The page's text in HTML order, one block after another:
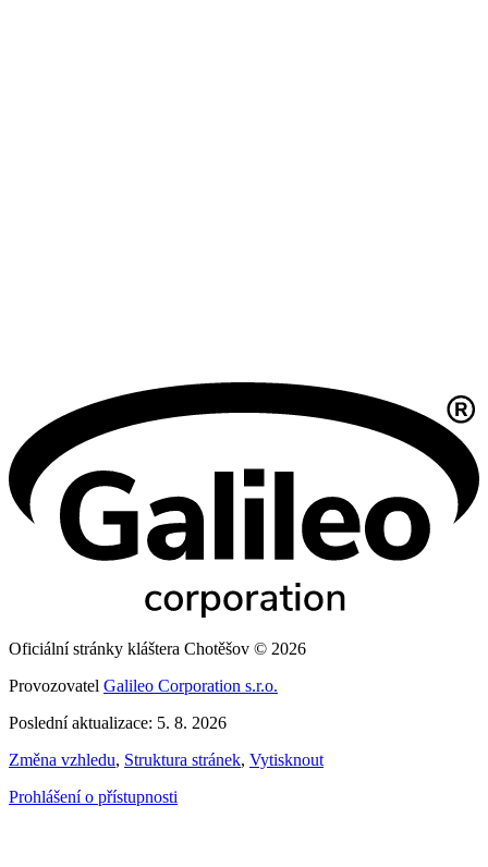
Oficiální stránky kláštera Chotěšov © 2026
Provozovatel Galileo Corporation s.r.o.
Poslední aktualizace: 5. 8. 2026
Změna vzhledu, Struktura stránek, Vytisknout
Prohlášení o přístupnosti